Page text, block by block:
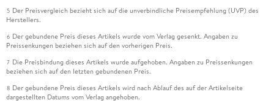
5 Der Preisvergleich bezieht sich auf die unverbindliche Preisempfehlung (UVP) des
Herstellers.
6 Der gebundene Preis dieses Artikels wurde vom Verlag gesenkt. Angaben zu
Preissenkungen beziehen sich auf den vorherigen Preis.
7 Die Preisbindung dieses Artikels wurde aufgehoben. Angaben zu Preissenkungen
beziehen sich auf den letzten gebundenen Preis.
8 Der gebundene Preis dieses Artikels wird nach Ablauf des auf der Artikelseite
dargestellten Datums vom Verlag angehoben.